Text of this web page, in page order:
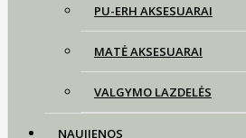
PU-ERH AKSESUARAI
MATĖ AKSESUARAI
VALGYMO LAZDELĖS
NAUJIENOS